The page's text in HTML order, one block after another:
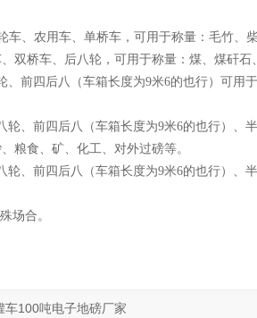
车、农用车、单桥车，可用于称量：毛竹、
双桥车、后八轮，可用于称量：煤、煤矸石
、前四后八（车箱长度为9米6的也行）可
轮、前四后八（车箱长度为9米6的也行）
粮食、矿、化工、对外过磅等。
轮、前四后八（车箱长度为9米6的也行）、
场合。